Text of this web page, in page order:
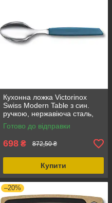
Кухонна ложка Victorinox
Swiss Modern Table з син.
ручкою, нержавіюча сталь,
поліпропіленова ручка, 100%
оригінал
Готово до відправки
698 ₴ 872,50 ₴
Купити
–20%